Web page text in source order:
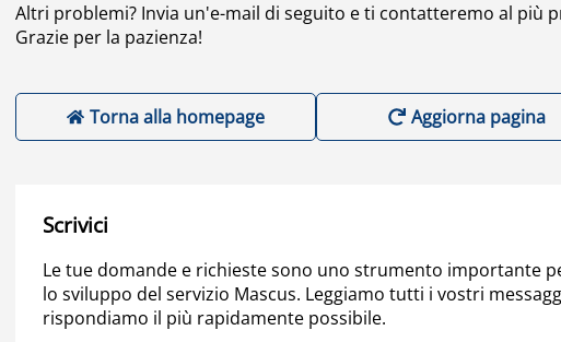
Altri problemi? Invia un'e-mail di seguito e ti contatteremo al più
Grazie per la pazienza!
Torna alla homepage Aggiorna pagina
Scrivici
Le tue domande e richieste sono uno strumento importante
lo sviluppo del servizio Mascus. Leggiamo tutti i vostri
rispondiamo il più rapidamente possibile.